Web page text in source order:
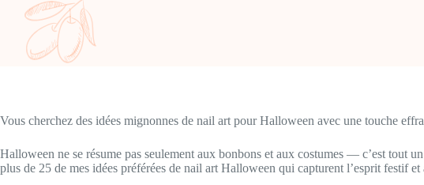
Vous cherchez des idées mignonnes de nail art pour Halloween avec une touche
Halloween ne se résume pas seulement aux bonbons et aux costumes — c’est tout
plus de 25 de mes idées préférées de nail art Halloween qui capturent l’esprit festif et